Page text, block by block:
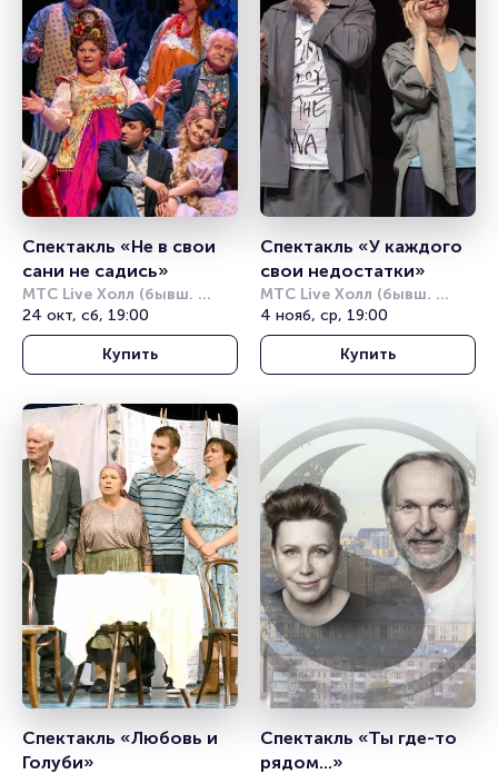
Спектакль «Не в свои
сани не садись»
МТС Live Холл (бывш.
Юпитер)
24 окт, сб, 19:00
Купить
Спектакль «У каждого
свои недостатки»
МТС Live Холл (бывш.
Юпитер)
4 нояб, ср, 19:00
Купить
Спектакль «Любовь и
Голуби»
Спектакль «Ты где-то
рядом...»